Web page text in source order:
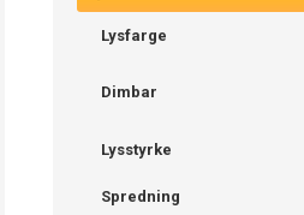
Lysfarge
Dimbar
Lysstyrke
Spredning